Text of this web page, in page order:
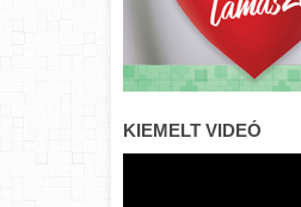
KIEMELT VIDEÓ